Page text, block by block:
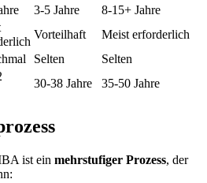
3-5 Jahre
8-15+ Jahre
Vorteilhaft
Meist erforderlich
Selten
Selten
30-38 Jahre 35-50 Jahre
ist ein mehrstufiger Prozess, der